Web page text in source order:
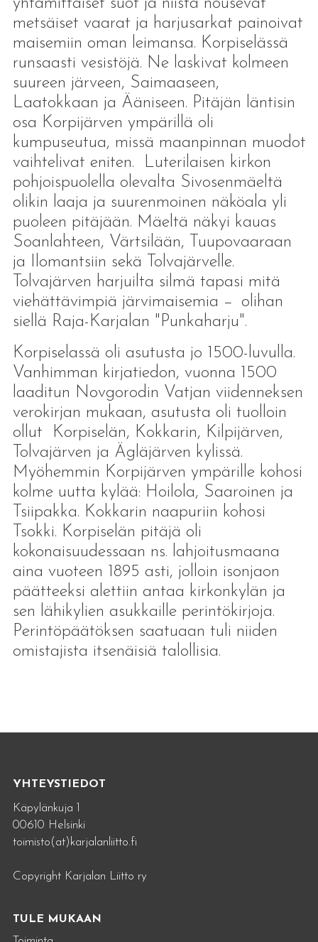
yhtämittaiset suot ja niistä nousevat
metsäiset vaarat ja harjusarkat painoivat
maisemiin oman leimansa. Korpiselässä
runsaasti vesistöjä. Ne laskivat kolmeen
suureen järveen, Saimaaseen,
Laatokkaan ja Ääniseen. Pitäjän läntisin
osa Korpijärven ympärillä oli
kumpuseutua, missä maanpinnan muodot
vaihtelivat eniten. Luterilaisen kirkon
pohjoispuolella olevalta Sivosenmäeltä
olikin laaja ja suurenmoinen näköala yli
puoleen pitäjään. Mäeltä näkyi kauas
Soanlahteen, Värtsilään, Tuupovaaraan
ja Ilomantsiin sekä Tolvajärvelle.
Tolvajärven harjuilta silmä tapasi mitä
viehättävimpiä järvimaisemia − olihan
siellä Raja-Karjalan "Punkaharju".
Korpiselassä oli asutusta jo 1500-luvulla.
Vanhimman kirjatiedon, vuonna 1500
laaditun Novgorodin Vatjan viidenneksen
verokirjan mukaan, asutusta oli tuolloin
ollut Korpiselän, Kokkarin, Kilpijärven,
Tolvajärven ja Ägläjärven kylissä.
Myöhemmin Korpijärven ympärille kohosi
kolme uutta kylää: Hoilola, Saaroinen ja
Tsiipakka. Kokkarin naapuriin kohosi
Tsokki. Korpiselän pitäjä oli
kokonaisuudessaan ns. lahjoitusmaana
aina vuoteen 1895 asti, jolloin isonjaon
päätteeksi alettiin antaa kirkonkylän ja
sen lähikylien asukkaille perintökirjoja.
Perintöpäätöksen saatuaan tuli niiden
omistajista itsenäisiä talollisia.
YHTEYSTIEDOT
Käpylänkuja 1
00610 Helsinki
toimisto(at)karjalanliitto.fi
Copyright Karjalan Liitto ry
TULE MUKAAN